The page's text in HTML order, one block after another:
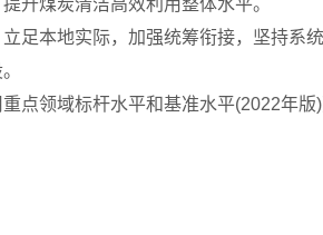
升煤炭清洁高效利用整体水平。
足本地实际，加强统筹衔接，坚持系
点领域标杆水平和基准水平(2022年